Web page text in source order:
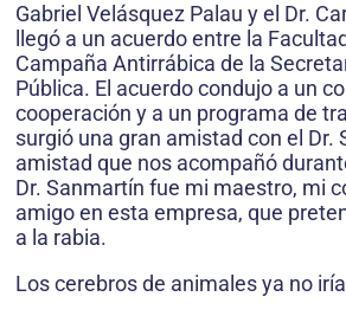
Gabriel Velásquez Palau y el Dr.
llegó a un acuerdo entre la
Campaña Antirrábica de la
Pública. El acuerdo condujo a un
cooperación y a un programa de
surgió una gran amistad con el Dr.
amistad que nos acompañó
Dr. Sanmartín fue mi maestro, mi
amigo en esta empresa, que
a la rabia.
Los cerebros de animales ya no